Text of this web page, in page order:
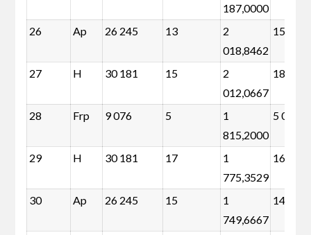
187,0000
26
Ap 26 245 13
2
018,8462
15 771
27 H 30 181 15
2
012,0667
18 095
28 Frp 9 076 5
1
815,2000
5 048
29 H 30 181 17
1
775,3529
16 484
30 Ap 26 245 15
1
749,6667
14 159